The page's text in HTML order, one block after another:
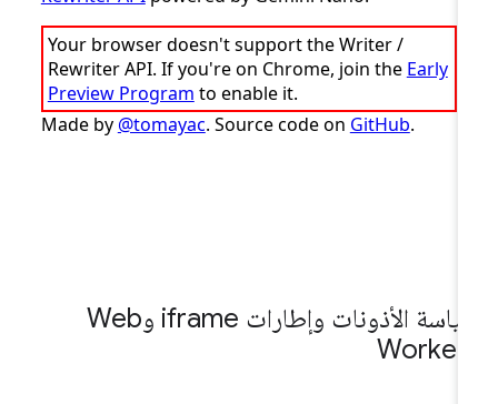
سياسة الأذونات وإطارات iframe وWeb